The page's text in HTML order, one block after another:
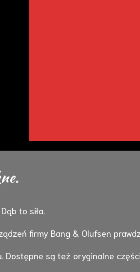
to siła.
firmy Bang & Olufsen
są też oryginalne